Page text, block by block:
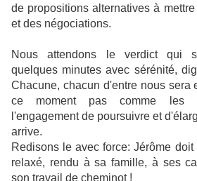
de propositions alternatives à
et des négociations.
Nous attendons le verdict qui
quelques minutes avec sérénité,
Chacune, chacun d'entre nous sera
ce moment pas comme les
l'engagement de poursuivre et
arrive.
Redisons le avec force: Jérôme
relaxé, rendu à sa famille, à ses
son travail de cheminot !